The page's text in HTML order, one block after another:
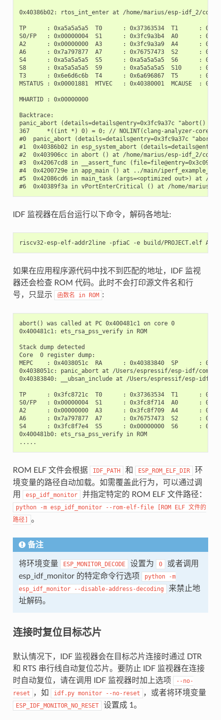
0x40386b02: rtos_int_enter at /home/marius/esp-idf_2/
TP      : 0xa5a5a5a5  T0      : 0x37363534  T1      :
S0/FP   : 0x00000004  S1      : 0x3fc9a3b4  A0      :
A2      : 0x00000000  A3      : 0x3fc9a3a9  A4      :
A6      : 0x7a797877  A7      : 0x76757473  S2      :
S4      : 0xa5a5a5a5  S5      : 0xa5a5a5a5  S6      :
S8      : 0xa5a5a5a5  S9      : 0xa5a5a5a5  S10     :
T3      : 0x6e6d6c6b  T4      : 0x6a696867  T5      :
MSTATUS : 0x00001881  MTVEC   : 0x40380001  MCAUSE  :
MHARTID : 0x00000000
Backtrace:
panic_abort (details=details@entry=0x3fc9a37c "abort()
367     *((int *) 0) = 0; // NOLINT(clang-analyzer-
#0  panic_abort (details=details@entry=0x3fc9a37c "abort()
#1  0x40386b02 in esp_system_abort
#2  0x403906cc in abort () at /home/marius/esp-idf_2/
#3  0x42067cd8 in __assert_func
#4  0x4200729e in app_main () at ../main/
#5  0x42086cd6 in main_task (args=<optimized out>) at /
IDF 监视器在后台运行以下命令，解码各地址:
如果在应用程序源代码中找不到匹配的地址，IDF 监视
器还会检查 ROM 代码。此时不会打印源文件名和行
号，只显示
函数名 in ROM :
abort() was called at PC 0x400481c1 on core 0
0x400481c1: ets_rsa_pss_verify in ROM
Stack dump detected
Core  0 register dump:
MEPC    : 0x4038051c  RA      : 0x40383840  SP      :
0x4038051c: panic_abort at /Users/espressif/esp-idf/
0x40383840: __ubsan_include at /Users/espressif/esp-idf/
TP      : 0x3fc8721c  T0      : 0x37363534  T1      :
S0/FP   : 0x00000004  S1      : 0x3fc8f714  A0      :
A2      : 0x00000000  A3      : 0x3fc8f709  A4      :
A6      : 0x7a797877  A7      : 0x76757473  S2      :
S4      : 0x3fc8f7e4  S5      : 0x00000000  S6      :
0x400481b0: ets_rsa_pss_verify in ROM
ROM ELF 文件会根据 IDF_PATH 和 ESP_ROM_ELF_DIR
环
境变量的路径自动加载。如需覆盖此行为，可以通过调
用
esp_idf_monitor 并指定特定的 ROM ELF 文件路径：
python -m esp_idf_monitor --rom-elf-file [ROM ELF 文件的
路径]
。
备注
将环境变量 ESP_MONITOR_DECODE 设置为 0
或者调用
esp_idf_monitor 的特定命令行选项
python
-m
esp_idf_monitor
--disable-address-decoding
来禁止地
址解码。
连接时复位目标芯片
默认情况下，IDF 监视器会在目标芯片连接时通过 DTR
和 RTS 串行线自动复位芯片。要防止 IDF 监视器在连接
时自动复位，请在调用 IDF 监视器时加上选项
--no-
reset
，如 idf.py monitor --no-reset ，或者将环境变量
ESP_IDF_MONITOR_NO_RESET 设置成 1。